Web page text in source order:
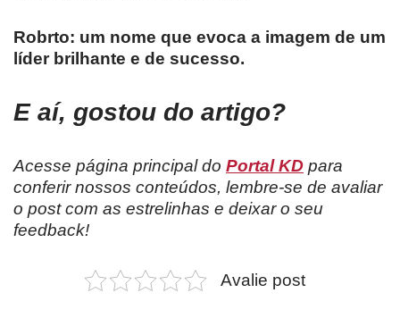
Robrto: um nome que evoca a imagem de um
líder brilhante e de sucesso.
E aí, gostou do artigo?
Acesse página principal do Portal KD para
conferir nossos conteúdos, lembre-se de avaliar
o post com as estrelinhas e deixar o seu
feedback!
Avalie post